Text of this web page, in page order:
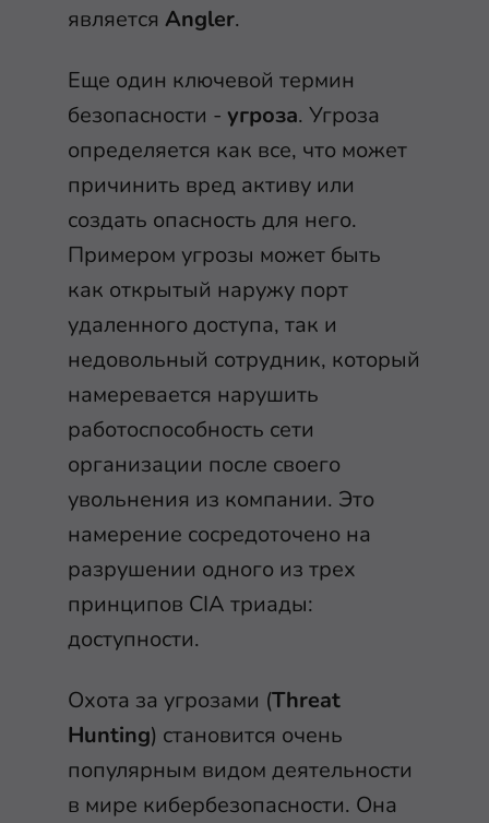
является Angler.
Еще один ключевой термин
безопасности - угроза. Угроза
определяется как все, что может
причинить вред активу или
создать опасность для него.
Примером угрозы может быть
как открытый наружу порт
удаленного доступа, так и
недовольный сотрудник, который
намеревается нарушить
работоспособность сети
организации после своего
увольнения из компании. Это
намерение сосредоточено на
разрушении одного из трех
принципов CIA триады:
доступности.
Охота за угрозами (Threat
Hunting) становится очень
популярным видом деятельности
в мире кибербезопасности. Она